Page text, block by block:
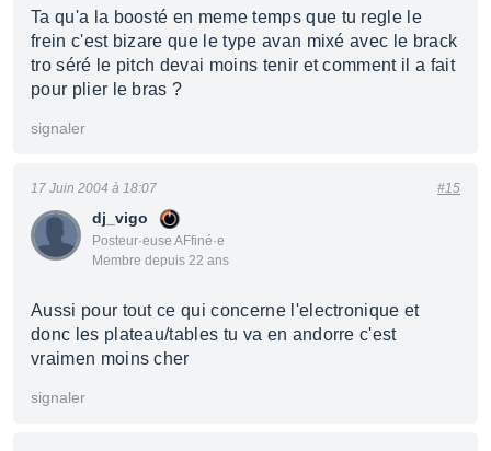
Ta qu'a la boosté en meme temps que tu regle le
frein c'est bizare que le type avan mixé avec le brack
tro séré le pitch devai moins tenir et comment il a fait
pour plier le bras ?
signaler
dj_vigo
Posteur·euse AFfiné·e
Membre depuis 22 ans
17 Juin 2004 à 18:07 #15
Aussi pour tout ce qui concerne l'electronique et
donc les plateau/tables tu va en andorre c'est
vraimen moins cher
signaler